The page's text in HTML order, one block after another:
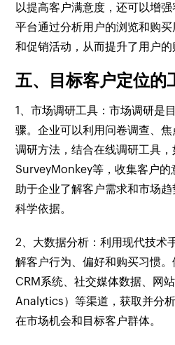
以提高客户满意度，还可以增
平台通过分析用户的浏览和购
和促销活动，从而提升了用户的
五、目标客户定位的
1、市场调研工具：市场调研是
骤。企业可以利用问卷调查、
调研方法，结合在线调研工具，
SurveyMonkey等，收集客户的
助于企业了解客户需求和市场
科学依据。
2、大数据分析：利用现代技术
解客户行为、偏好和购买习惯
CRM系统、社交媒体数据、网
Analytics）等渠道，获取并分
在市场机会和目标客户群体。